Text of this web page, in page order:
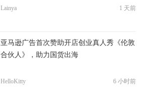
Lainya 1 天前
亚马逊广告首次赞助开店创业真人秀《伦敦
合伙人》，助力国货出海
HelloKitty 6 小时前